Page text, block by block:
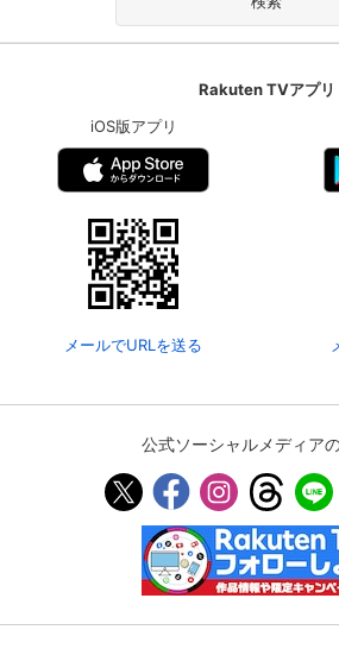
Rakuten TVアプリ
iOS版アプリ
メールでURLを送る
公式ソーシャルメディア